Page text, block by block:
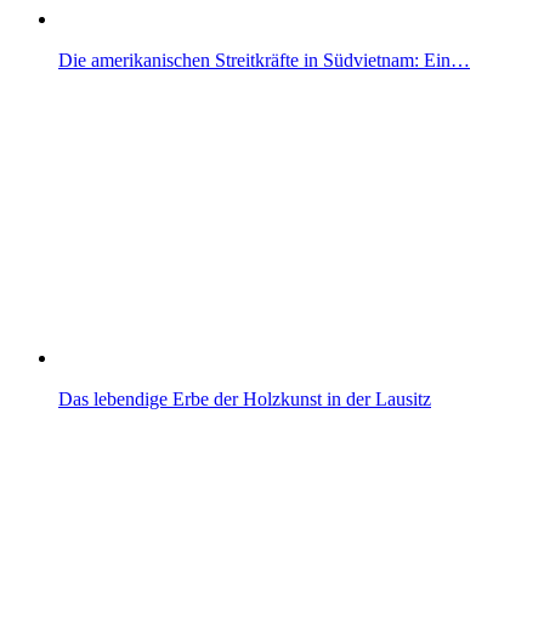
Die amerikanischen Streitkräfte in Südvietnam: Ein…
Das lebendige Erbe der Holzkunst in der Lausitz